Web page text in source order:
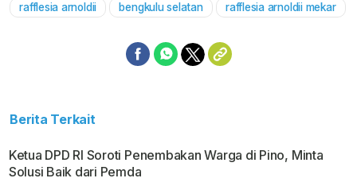
Mute
rafflesia arnoldii bengkulu selatan rafflesia arnoldii mekar
Berita Terkait
Ketua DPD RI Soroti Penembakan Warga di Pino, Minta
Solusi Baik dari Pemda